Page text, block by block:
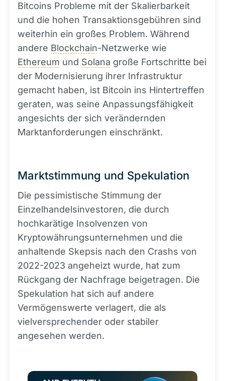
Bitcoins Probleme mit der Skalierbarkeit
und die hohen Transaktionsgebühren sind
weiterhin ein großes Problem. Während
andere Blockchain-Netzwerke wie
Ethereum und Solana große Fortschritte bei
der Modernisierung ihrer Infrastruktur
gemacht haben, ist Bitcoin ins Hintertreffen
geraten, was seine Anpassungsfähigkeit
angesichts der sich verändernden
Marktanforderungen einschränkt.
Marktstimmung und Spekulation
Die pessimistische Stimmung der
Einzelhandelsinvestoren, die durch
hochkarätige Insolvenzen von
Kryptowährungsunternehmen und die
anhaltende Skepsis nach den Crashs von
2022-2023 angeheizt wurde, hat zum
Rückgang der Nachfrage beigetragen. Die
Spekulation hat sich auf andere
Vermögenswerte verlagert, die als
vielversprechender oder stabiler
angesehen werden.